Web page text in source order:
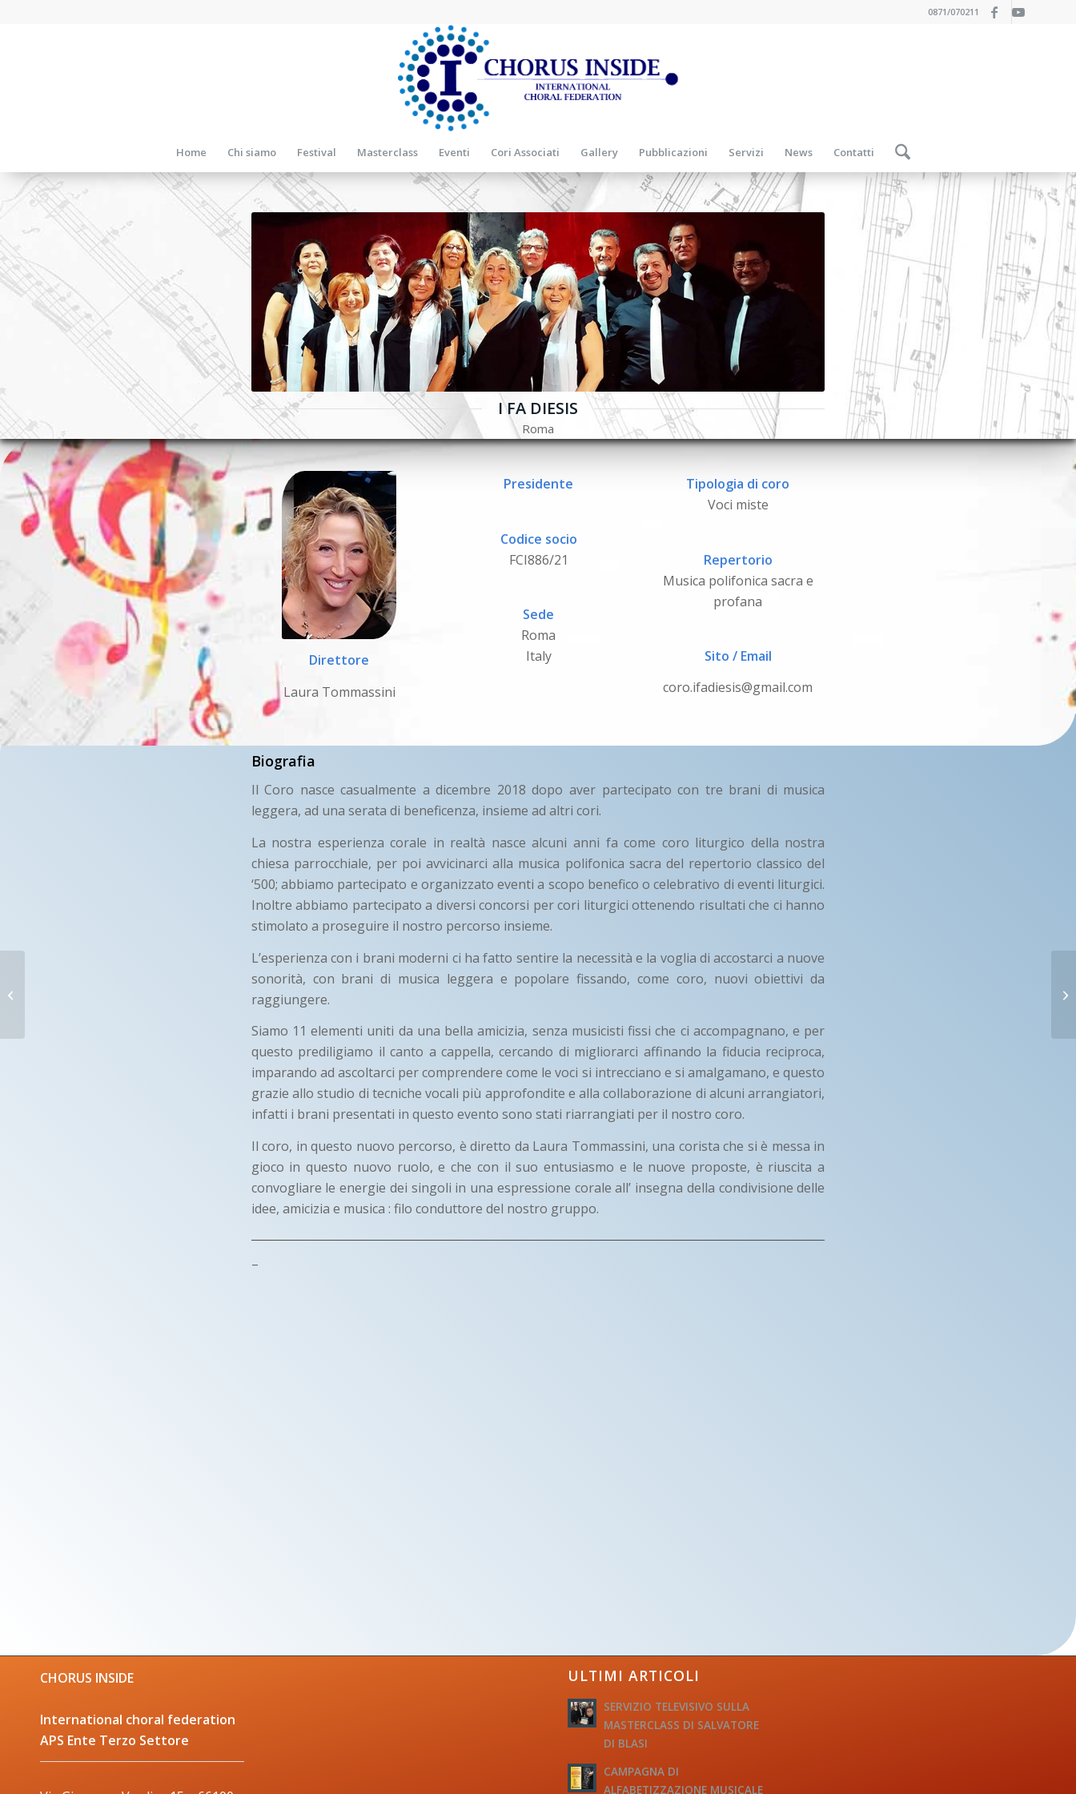
0871/070211
Home Chi siamo Festival Masterclass Eventi Cori Associati Gallery Pubblicazioni Servizi News Contatti
I FA DIESIS
Roma
Direttore
Laura Tommassini
Presidente
Codice socio
FCI886/21
Sede
Roma
Italy
Tipologia di coro
Voci miste
Repertorio
Musica polifonica sacra e
profana
Sito / Email
coro.ifadiesis@gmail.com
Biografia
Il Coro nasce casualmente a dicembre 2018 dopo aver partecipato con tre brani di musica
leggera, ad una serata di beneficenza, insieme ad altri cori.
La nostra esperienza corale in realtà nasce alcuni anni fa come coro liturgico della nostra
chiesa parrocchiale, per poi avvicinarci alla musica polifonica sacra del repertorio classico del
‘500; abbiamo partecipato e organizzato eventi a scopo benefico o celebrativo di eventi liturgici.
Inoltre abbiamo partecipato a diversi concorsi per cori liturgici ottenendo risultati che ci hanno
stimolato a proseguire il nostro percorso insieme.
L’esperienza con i brani moderni ci ha fatto sentire la necessità e la voglia di accostarci a nuove
sonorità, con brani di musica leggera e popolare fissando, come coro, nuovi obiettivi da
raggiungere.
Siamo 11 elementi uniti da una bella amicizia, senza musicisti fissi che ci accompagnano, e per
questo prediligiamo il canto a cappella, cercando di migliorarci affinando la fiducia reciproca,
imparando ad ascoltarci per comprendere come le voci si intrecciano e si amalgamano, e questo
grazie allo studio di tecniche vocali più approfondite e alla collaborazione di alcuni arrangiatori,
infatti i brani presentati in questo evento sono stati riarrangiati per il nostro coro.
Il coro, in questo nuovo percorso, è diretto da Laura Tommassini, una corista che si è messa in
gioco in questo nuovo ruolo, e che con il suo entusiasmo e le nuove proposte, è riuscita a
convogliare le energie dei singoli in una espressione corale all’ insegna della condivisione delle
idee, amicizia e musica : filo conduttore del nostro gruppo.
–
CHORUS INSIDE
International choral federation
APS Ente Terzo Settore
ULTIMI ARTICOLI
SERVIZIO TELEVISIVO SULLA
MASTERCLASS DI SALVATORE
DI BLASI
CAMPAGNA DI
ALFABETIZZAZIONE MUSICALE